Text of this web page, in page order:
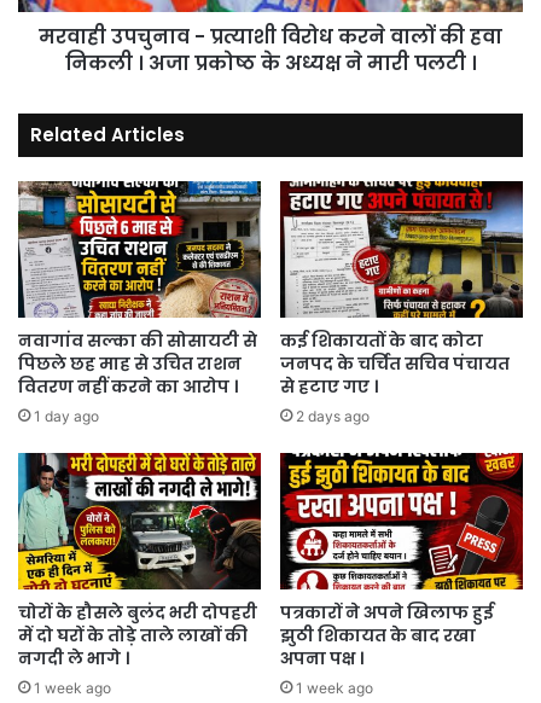
हवा
निकली
प्रकोष्ठ
अध्यक्ष
ने
मारी
पलटी
।
मरवाही उपचुनाव - प्रत्याशी विरोध करने वालों की हवा
निकली । अजा प्रकोष्ठ के अध्यक्ष ने मारी पलटी ।
Related Articles
नवागांव सल्का की सोसायटी से
पिछले छह माह से उचित राशन
वितरण नहीं करने का आरोप ।
1 day ago
कई शिकायतों के बाद कोटा
जनपद के चर्चित सचिव पंचायत
से हटाए गए ।
2 days ago
चोरों के हौसले बुलंद भरी दोपहरी
में दो घरों के तोड़े ताले लाखों की
नगदी ले भागे ।
1 week ago
पत्रकारों ने अपने खिलाफ हुई
झुठी शिकायत के बाद रखा
अपना पक्ष ।
1 week ago